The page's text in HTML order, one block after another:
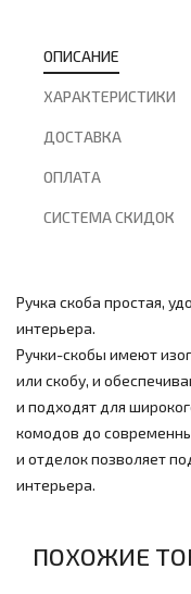
ОПИСАНИЕ
ХАРАКТЕРИСТИКИ
ДОСТАВКА
ОПЛАТА
СИСТЕМА СКИДОК
Ручка скоба простая,
интерьера.
Ручки-скобы имеют
или скобу, и
и подходят для
комодов до
и отделок позволяет
интерьера.
ПОХОЖИЕ